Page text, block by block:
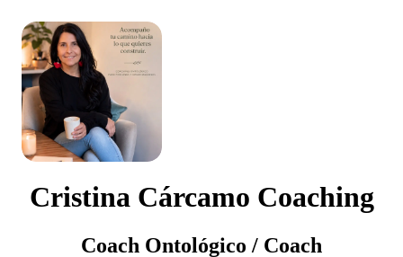
Cristina Cárcamo Coaching
Coach Ontológico / Coach